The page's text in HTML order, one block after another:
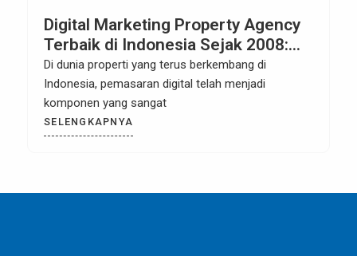
Digital Marketing Property Agency
Terbaik di Indonesia Sejak 2008:
Meningkatkan Visibilitas dan
Penjualan Properti Anda dengan
Strategi Digital yang Terbukti
Di dunia properti yang terus berkembang di
Indonesia, pemasaran digital telah menjadi
komponen yang sangat
SELENGKAPNYA